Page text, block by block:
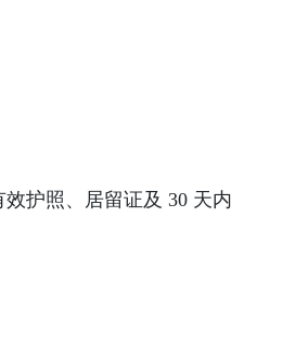
护照、居留证及 30 天内